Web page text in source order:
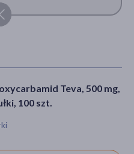
Teva, 500 mg,
100 szt.